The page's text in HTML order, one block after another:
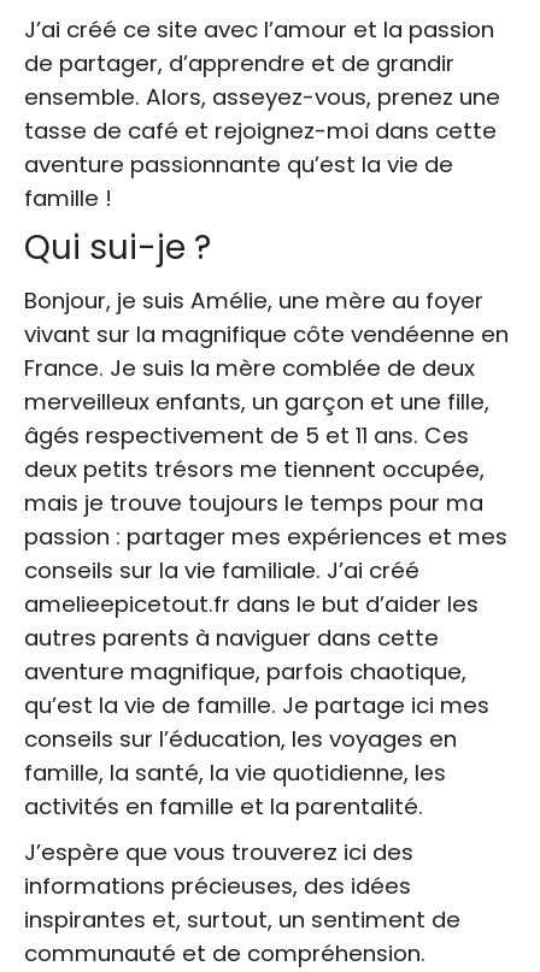
J’ai créé ce site avec l’amour et la passion
de partager, d’apprendre et de grandir
ensemble. Alors, asseyez-vous, prenez une
tasse de café et rejoignez-moi dans cette
aventure passionnante qu’est la vie de
famille !
Qui sui-je ?
Bonjour, je suis Amélie, une mère au foyer
vivant sur la magnifique côte vendéenne en
France. Je suis la mère comblée de deux
merveilleux enfants, un garçon et une fille,
âgés respectivement de 5 et 11 ans. Ces
deux petits trésors me tiennent occupée,
mais je trouve toujours le temps pour ma
passion : partager mes expériences et mes
conseils sur la vie familiale. J’ai créé
amelieepicetout.fr dans le but d’aider les
autres parents à naviguer dans cette
aventure magnifique, parfois chaotique,
qu’est la vie de famille. Je partage ici mes
conseils sur l’éducation, les voyages en
famille, la santé, la vie quotidienne, les
activités en famille et la parentalité.
J’espère que vous trouverez ici des
informations précieuses, des idées
inspirantes et, surtout, un sentiment de
communauté et de compréhension.